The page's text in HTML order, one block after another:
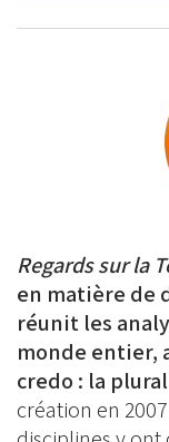
Regards sur la
en matière de
réunit les
monde entier,
credo : la
création en